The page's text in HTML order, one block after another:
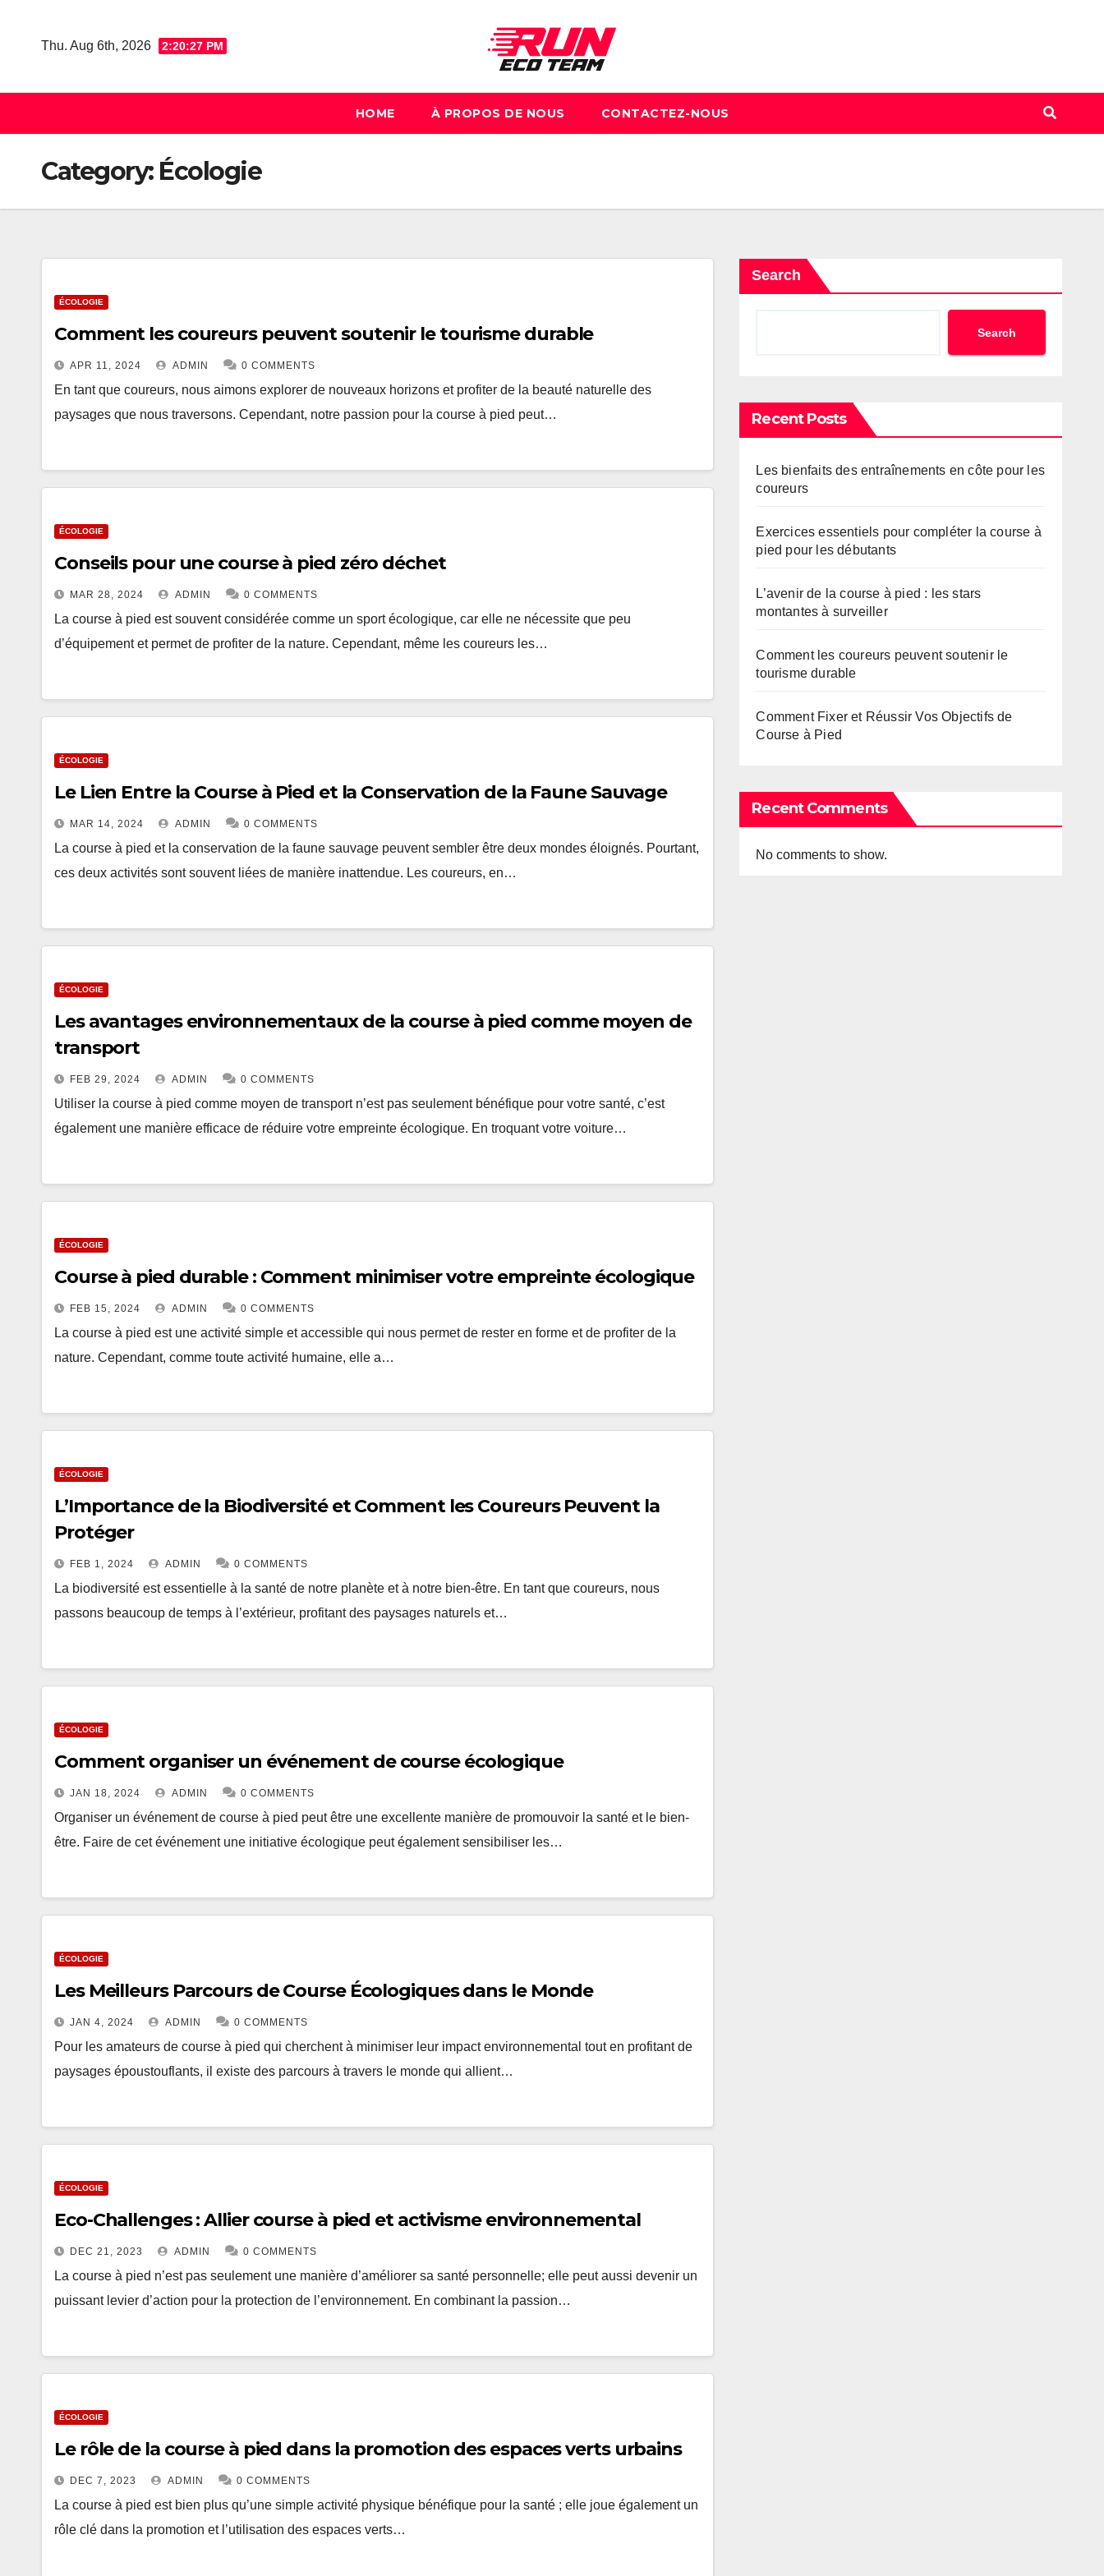
Thu. Aug 6th, 2026 2:20:28 PM
HOME À PROPOS DE NOUS CONTACTEZ-NOUS
Category: Écologie
ÉCOLOGIE
Comment les coureurs peuvent soutenir le tourisme durable
APR 11, 2024 ADMIN 0 COMMENTS
En tant que coureurs, nous aimons explorer de nouveaux horizons et profiter de la beauté naturelle des
paysages que nous traversons. Cependant, notre passion pour la course à pied peut…
ÉCOLOGIE
Conseils pour une course à pied zéro déchet
MAR 28, 2024 ADMIN 0 COMMENTS
La course à pied est souvent considérée comme un sport écologique, car elle ne nécessite que peu
d’équipement et permet de profiter de la nature. Cependant, même les coureurs les…
ÉCOLOGIE
Le Lien Entre la Course à Pied et la Conservation de la Faune Sauvage
MAR 14, 2024 ADMIN 0 COMMENTS
La course à pied et la conservation de la faune sauvage peuvent sembler être deux mondes éloignés. Pourtant,
ces deux activités sont souvent liées de manière inattendue. Les coureurs, en…
ÉCOLOGIE
Les avantages environnementaux de la course à pied comme moyen de
transport
FEB 29, 2024 ADMIN 0 COMMENTS
Utiliser la course à pied comme moyen de transport n’est pas seulement bénéfique pour votre santé, c’est
également une manière efficace de réduire votre empreinte écologique. En troquant votre voiture…
ÉCOLOGIE
Course à pied durable : Comment minimiser votre empreinte écologique
FEB 15, 2024 ADMIN 0 COMMENTS
La course à pied est une activité simple et accessible qui nous permet de rester en forme et de profiter de la
nature. Cependant, comme toute activité humaine, elle a…
ÉCOLOGIE
L’Importance de la Biodiversité et Comment les Coureurs Peuvent la
Protéger
FEB 1, 2024 ADMIN 0 COMMENTS
La biodiversité est essentielle à la santé de notre planète et à notre bien-être. En tant que coureurs, nous
passons beaucoup de temps à l’extérieur, profitant des paysages naturels et…
ÉCOLOGIE
Comment organiser un événement de course écologique
JAN 18, 2024 ADMIN 0 COMMENTS
Organiser un événement de course à pied peut être une excellente manière de promouvoir la santé et le bien-
être. Faire de cet événement une initiative écologique peut également sensibiliser les…
ÉCOLOGIE
Les Meilleurs Parcours de Course Écologiques dans le Monde
JAN 4, 2024 ADMIN 0 COMMENTS
Pour les amateurs de course à pied qui cherchent à minimiser leur impact environnemental tout en profitant de
paysages époustouflants, il existe des parcours à travers le monde qui allient…
ÉCOLOGIE
Eco-Challenges : Allier course à pied et activisme environnemental
DEC 21, 2023 ADMIN 0 COMMENTS
La course à pied n’est pas seulement une manière d’améliorer sa santé personnelle; elle peut aussi devenir un
puissant levier d’action pour la protection de l’environnement. En combinant la passion…
ÉCOLOGIE
Le rôle de la course à pied dans la promotion des espaces verts urbains
DEC 7, 2023 ADMIN 0 COMMENTS
La course à pied est bien plus qu’une simple activité physique bénéfique pour la santé ; elle joue également un
rôle clé dans la promotion et l’utilisation des espaces verts…
Search
Search
Recent Posts
Les bienfaits des entraînements en côte pour les
coureurs
Exercices essentiels pour compléter la course à
pied pour les débutants
L’avenir de la course à pied : les stars
montantes à surveiller
Comment les coureurs peuvent soutenir le
tourisme durable
Comment Fixer et Réussir Vos Objectifs de
Course à Pied
Recent Comments
No comments to show.